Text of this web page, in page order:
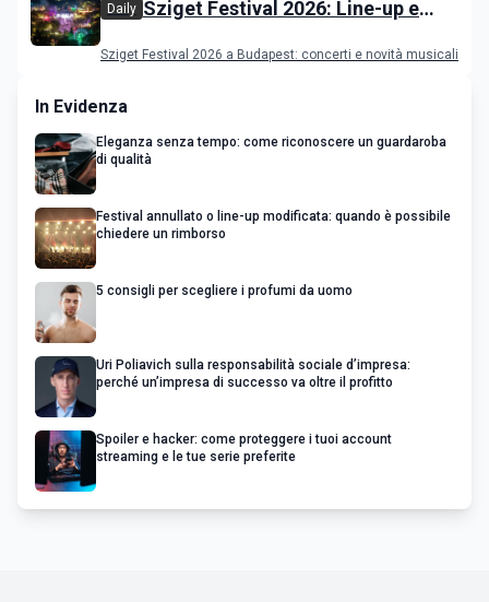
Daily Sziget Festival 2026: Line-up e
Sziget Festival 2026 a Budapest: concerti e novità musicali
In Evidenza
Eleganza senza tempo: come riconoscere un guardaroba
di qualità
Festival annullato o line-up modificata: quando è possibile
chiedere un rimborso
5 consigli per scegliere i profumi da uomo
Uri Poliavich sulla responsabilità sociale d’impresa:
perché un’impresa di successo va oltre il profitto
Spoiler e hacker: come proteggere i tuoi account
streaming e le tue serie preferite